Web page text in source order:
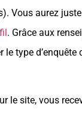
Vous aurez
. Grâce aux
le type
le site, vous